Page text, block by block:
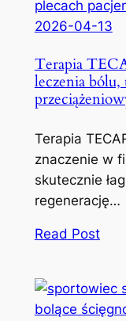
2026-04-13
Terapia
leczenia
Terapia
znaczenie w
skutecznie
regenerację…
Read Post